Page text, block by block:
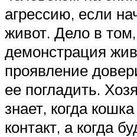
агрессию, если
живот. Дело в
демонстрация
проявление
ее погладить.
знает, когда
контакт, а когда